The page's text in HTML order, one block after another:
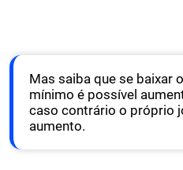
Mas saiba que se baixar
mínimo é possível
caso contrário o próprio
aumento.